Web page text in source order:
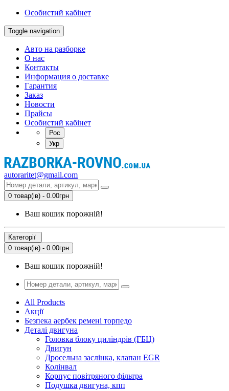
Особистий кабінет
Toggle navigation
Авто на разборке
О нас
Контакты
Информация о доставке
Гарантия
Заказ
Новости
Прайсы
Особистий кабінет
Рос
Укр
autoraritet@gmail.com
0 товар(ів) - 0.00грн
Ваш кошик порожній!
Категорії
0 товар(ів) - 0.00грн
Ваш кошик порожній!
All Products
Акції
Безпека аербек ремені торпедо
Деталі двигуна
Головка блоку циліндрів (ГБЦ)
Двигун
Дросельна заслінка, клапан EGR
Колінвал
Корпус повітряного фільтра
Подушка двигуна, кпп